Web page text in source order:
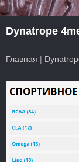
Dynatrope
Главная |